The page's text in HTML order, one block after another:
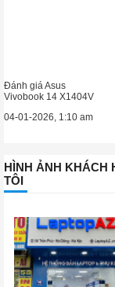
Đánh giá Asus
Vivobook 14 X1404V
04-01-2026, 1:10 am
HÌNH ẢNH KHÁCH
TÔI